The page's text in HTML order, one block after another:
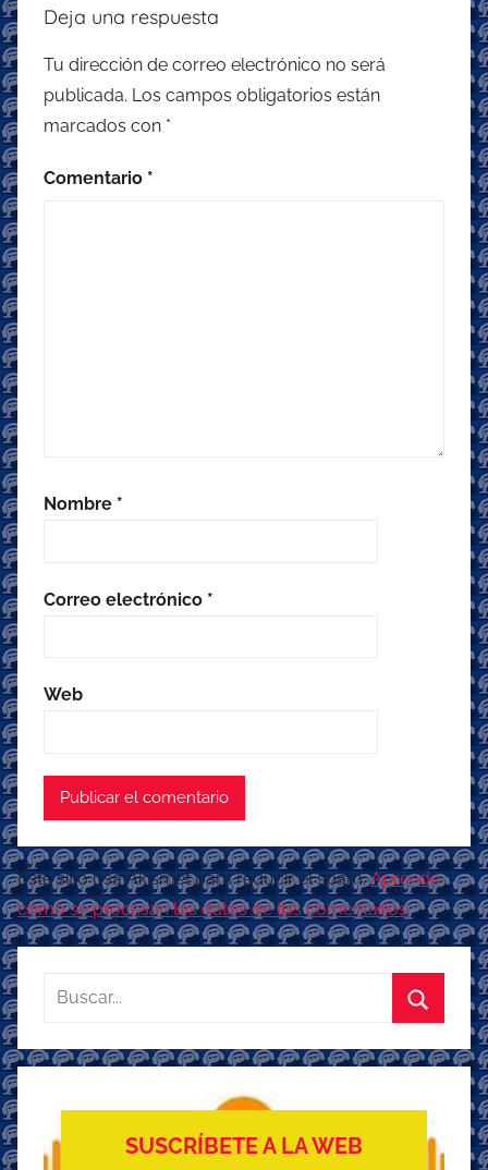
Deja una respuesta
Tu dirección de correo electrónico no será
publicada. Los campos obligatorios están
marcados con *
Comentario *
Nombre *
Correo electrónico *
Web
Este sitio usa Akismet para reducir el spam.Aprende
cómo se procesan los datos de tus comentarios.
Buscar:
Buscar
SUSCRÍBETE A LA WEB